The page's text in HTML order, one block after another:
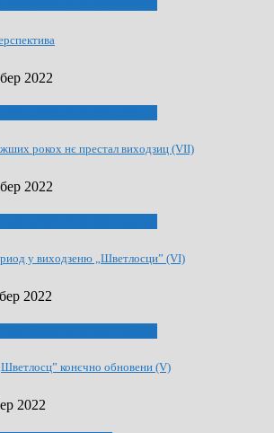
2022
рокох нє престал виходзиц (VII)
2022
у виходзеню „Шветлосци” (VI)
2022
конєчно обновени (V)
2022